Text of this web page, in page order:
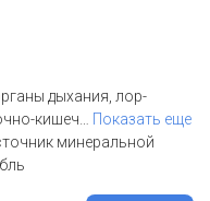
дыхания, лор-
кишеч
Показать еще
минеральной